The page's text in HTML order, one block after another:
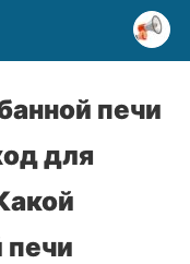
печи
для